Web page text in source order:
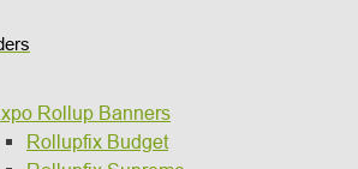
Rollup Banners
Rollupfix Budget